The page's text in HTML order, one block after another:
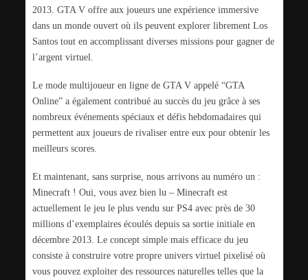
2013. GTA V offre aux joueurs une expérience immersive
dans un monde ouvert où ils peuvent explorer librement Los
Santos tout en accomplissant diverses missions pour gagner de
l’argent virtuel.
Le mode multijoueur en ligne de GTA V appelé “GTA
Online” a également contribué au succès du jeu grâce à ses
nombreux événements spéciaux et défis hebdomadaires qui
permettent aux joueurs de rivaliser entre eux pour obtenir les
meilleurs scores.
Et maintenant, sans surprise, nous arrivons au numéro un :
Minecraft ! Oui, vous avez bien lu – Minecraft est
actuellement le jeu le plus vendu sur PS4 avec près de 30
millions d’exemplaires écoulés depuis sa sortie initiale en
décembre 2013. Le concept simple mais efficace du jeu
consiste à construire votre propre univers virtuel pixelisé où
vous pouvez exploiter des ressources naturelles telles que la